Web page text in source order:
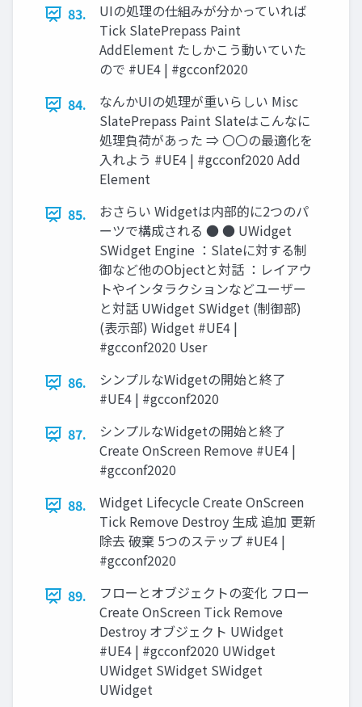
83.
UIの処理の仕組みが分かっていれば
Tick SlatePrepass Paint
AddElement たしかこう動いていた
ので #UE4 | #gcconf2020
84.
なんかUIの処理が重いらしい Misc
SlatePrepass Paint Slateはこんなに
処理負荷があった ⇒ 〇〇の最適化を
入れよう #UE4 | #gcconf2020 Add
Element
85.
おさらい Widgetは内部的に2つのパ
ーツで構成される ● ● UWidget
SWidget Engine ：Slateに対する制
御など他のObjectと対話 ：レイアウ
トやインタラクションなどユーザー
と対話 UWidget SWidget (制御部)
(表示部) Widget #UE4 |
#gcconf2020 User
86.
シンプルなWidgetの開始と終了
#UE4 | #gcconf2020
87.
シンプルなWidgetの開始と終了
Create OnScreen Remove #UE4 |
#gcconf2020
88.
Widget Lifecycle Create OnScreen
Tick Remove Destroy 生成 追加 更新
除去 破棄 5つのステップ #UE4 |
#gcconf2020
89.
フローとオブジェクトの変化 フロー
Create OnScreen Tick Remove
Destroy オブジェクト UWidget
#UE4 | #gcconf2020 UWidget
UWidget SWidget SWidget
UWidget